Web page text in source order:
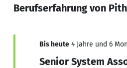
Berufserfahrung von
Bis heute 4 Jahre und 6
Senior System